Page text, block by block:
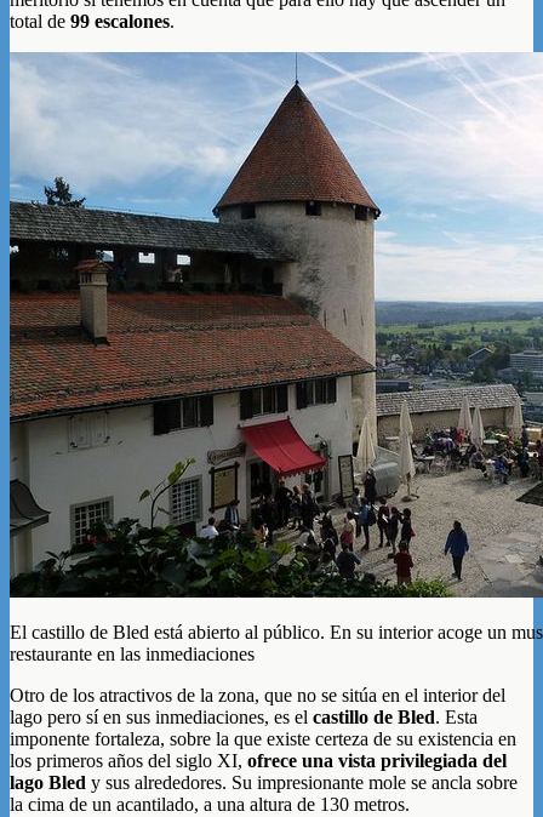
total de 99 escalones.
El castillo de Bled está abierto al público. En su interior acoge un
restaurante en las inmediaciones
Otro de los atractivos de la zona, que no se sitúa en el interior del
lago pero sí en sus inmediaciones, es el castillo de Bled. Esta
imponente fortaleza, sobre la que existe certeza de su existencia en
los primeros años del siglo XI, ofrece una vista privilegiada del
lago Bled y sus alrededores. Su impresionante mole se ancla sobre
la cima de un acantilado, a una altura de 130 metros.